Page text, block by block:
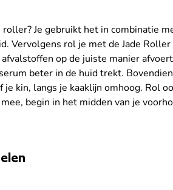
roller? Je gebruikt het in combinatie
Vervolgens rol je met de Jade
op de juiste manier
beter in de huid trekt.
kin, langs je kaaklijn omhoog. Rol
begin in het midden van je